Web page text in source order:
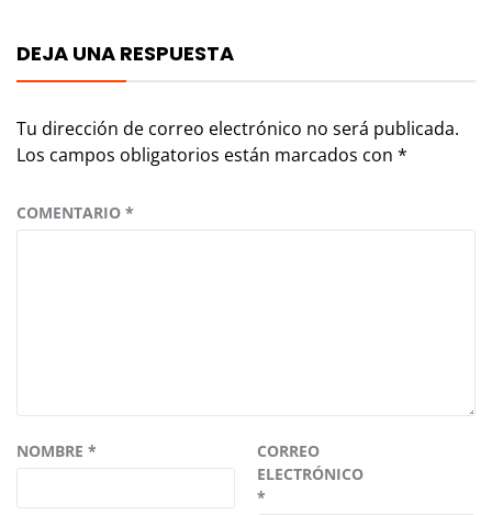
DEJA UNA RESPUESTA
Tu dirección de correo electrónico no será publicada.
Los campos obligatorios están marcados con *
COMENTARIO *
NOMBRE *
CORREO
ELECTRÓNICO
*